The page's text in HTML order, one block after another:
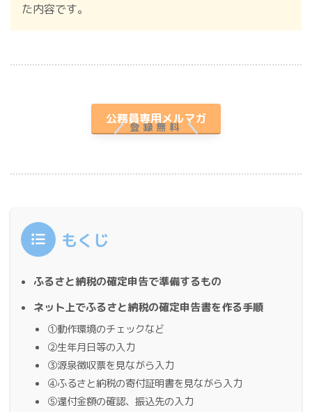
た内容です。
公務員専用メルマガ
登録無料
もくじ
ふるさと納税の確定申告で準備するもの
ネット上でふるさと納税の確定申告書を作る手順
①動作環境のチェックなど
②生年月日等の入力
③源泉徴収票を見ながら入力
④ふるさと納税の寄付証明書を見ながら入力
⑤還付金額の確認、振込先の入力